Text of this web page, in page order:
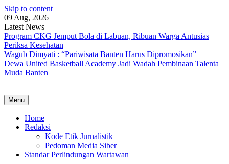
Skip to content
09 Aug, 2026
Latest News
Program CKG Jemput Bola di Labuan, Ribuan Warga Antusias
Periksa Kesehatan
Wagub Dimyati : “Pariwisata Banten Harus Dipromosikan”
Dewa United Basketball Academy Jadi Wadah Pembinaan Talenta
Muda Banten
Menu
Home
Redaksi
Kode Etik Jurnalistik
Pedoman Media Siber
Standar Perlindungan Wartawan